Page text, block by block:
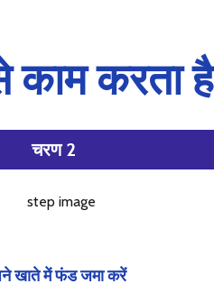
करता है
चरण 2
खाते में फंड जमा करें